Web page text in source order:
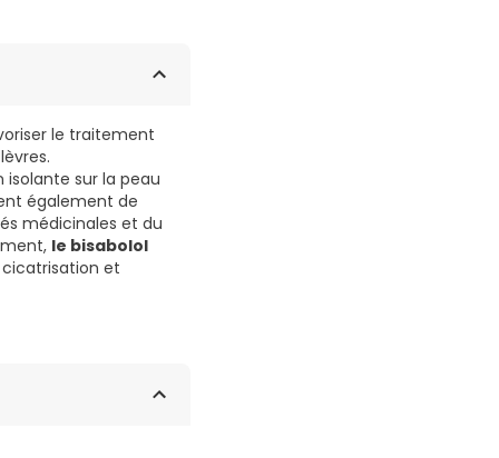
le traitement
sur la peau
également de
médicinales et du
le bisabolol
et